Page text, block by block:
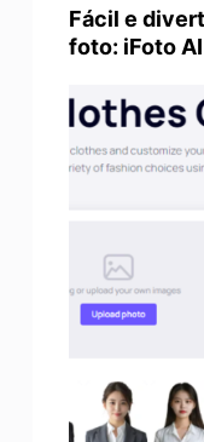
Fácil e
foto: iFoto